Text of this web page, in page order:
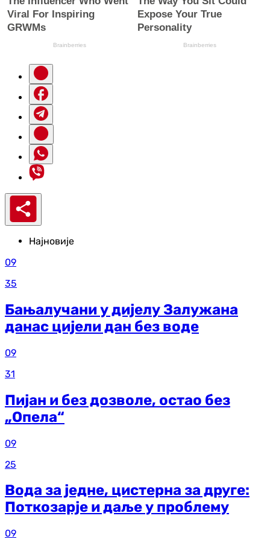
Најновије
09
35
Бањалучани у дијелу Залужана
данас цијели дан без воде
09
31
Пијан и без дозволе, остао без
„Опела“
09
25
Вода за једне, цистерна за друге:
Поткозарје и даље у проблему
09